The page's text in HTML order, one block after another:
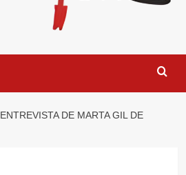
ENTREVISTA DE MARTA GIL DE